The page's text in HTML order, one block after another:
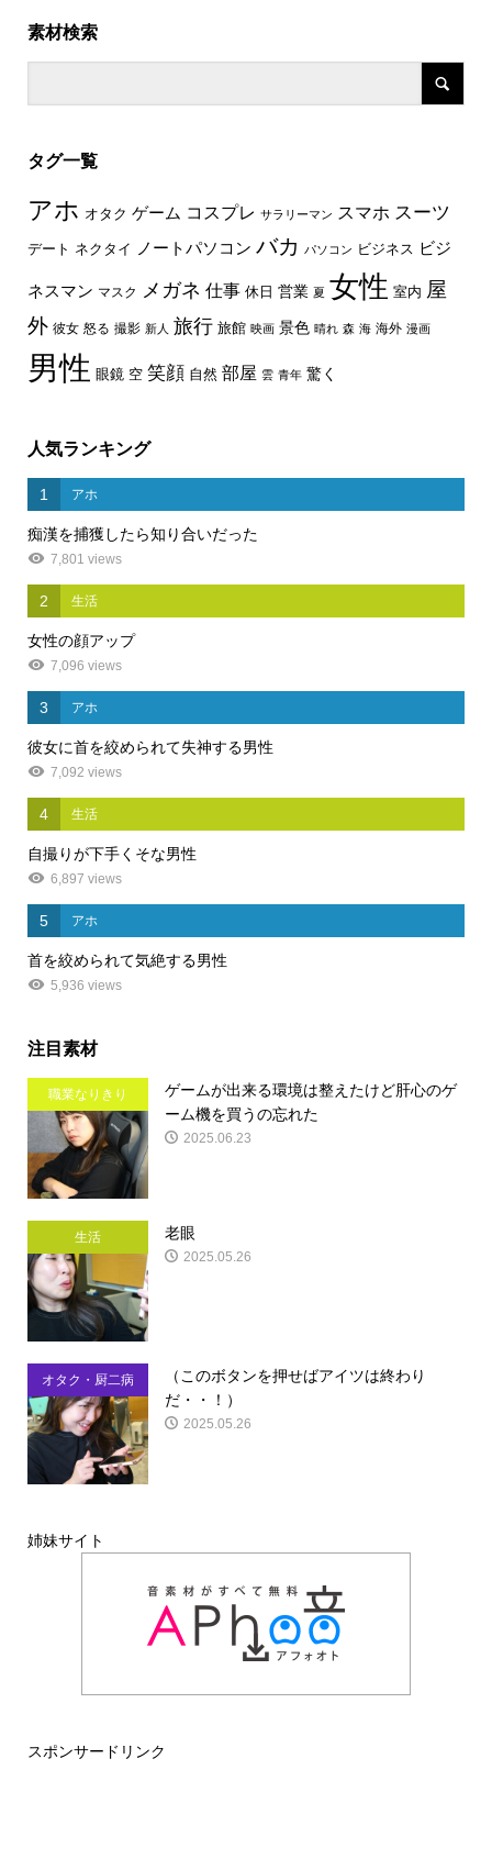
素材検索
タグ一覧
アホ オタク ゲーム コスプレ サラリーマン スマホ スーツ
デート ネクタイ ノートパソコン バカ パソコン ビジネス ビジ
ネスマン マスク メガネ 仕事 休日 営業 夏 女性 室内 屋
外 彼女 怒る 撮影 新人 旅行 旅館 映画 景色 晴れ 森 海 海外 漫画
男性 眼鏡 空 笑顔 自然 部屋 雲 青年 驚く
人気ランキング
1 アホ
痴漢を捕獲したら知り合いだった
7,801 views
2 生活
女性の顔アップ
7,096 views
3 アホ
彼女に首を絞められて失神する男性
7,092 views
4 生活
自撮りが下手くそな男性
6,897 views
5 アホ
首を絞められて気絶する男性
5,936 views
注目素材
職業なりきり
ゲームが出来る環境は整えたけど肝心のゲ
ーム機を買うの忘れた
2025.06.23
生活 老眼
2025.05.26
オタク・厨二病
（このボタンを押せばアイツは終わり
だ・・！）
2025.05.26
姉妹サイト
スポンサードリンク